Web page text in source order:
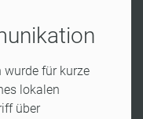
wurde für kurze
lokalen
über